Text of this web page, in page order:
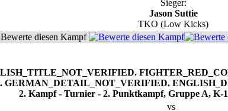
Sieger:
Jason Suttie
TKO (Low Kicks)
Bewerte diesen Kampf
2. Kampf - Turnier - 2. Punktkampf, Gruppe A, K-
vs